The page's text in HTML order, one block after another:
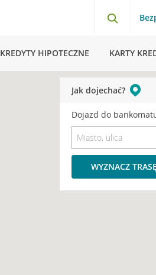
KREDYTY HIPOTECZNE KARTY
Jak dojechać?
Dojazd do
WYZNACZ TRASĘ